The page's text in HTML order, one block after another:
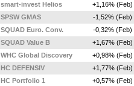
smart-invest Helios
+1,16% (Feb)
SPSW GMAS
-1,52% (Feb)
SQUAD Euro. Conv.
-0,32% (Feb)
SQUAD Value B
+1,67% (Feb)
WHC Global Discovery
+0,98% (Feb)
HC DEFENSIV
+1,77% (Feb)
HC Portfolio 1
+0,57% (Feb)